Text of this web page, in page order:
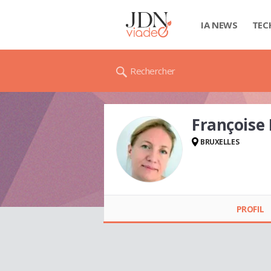
IA NEWS
Rechercher
KUHNÉMANT
Françoise
BRUXELLES
PROFIL